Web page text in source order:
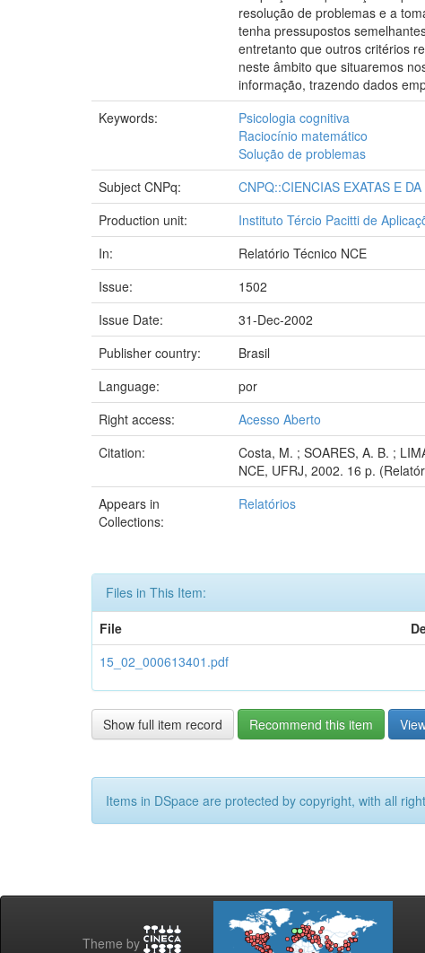
resolução de problemas e a
tenha pressupostos
entretanto que outros critérios
neste âmbito que situaremos
informação, trazendo dados
Keywords:
Psicologia cognitiva
Raciocínio matemático
Solução de problemas
Subject CNPq:
CNPQ::CIENCIAS EXATAS E
Production unit:
Instituto Tércio Pacitti de
In:
Relatório Técnico NCE
Issue:
1502
Issue Date:
31-Dec-2002
Publisher country:
Brasil
Language:
por
Right access:
Acesso Aberto
Citation:
Costa, M. ; SOARES, A. B. ;
NCE, UFRJ, 2002. 16 p.
Appears in
Collections:
Relatórios
Files in This Item:
File
15_02_000613401.pdf
Show full item record Recommend this item
Items in DSpace are protected by copyright, with all
Theme by